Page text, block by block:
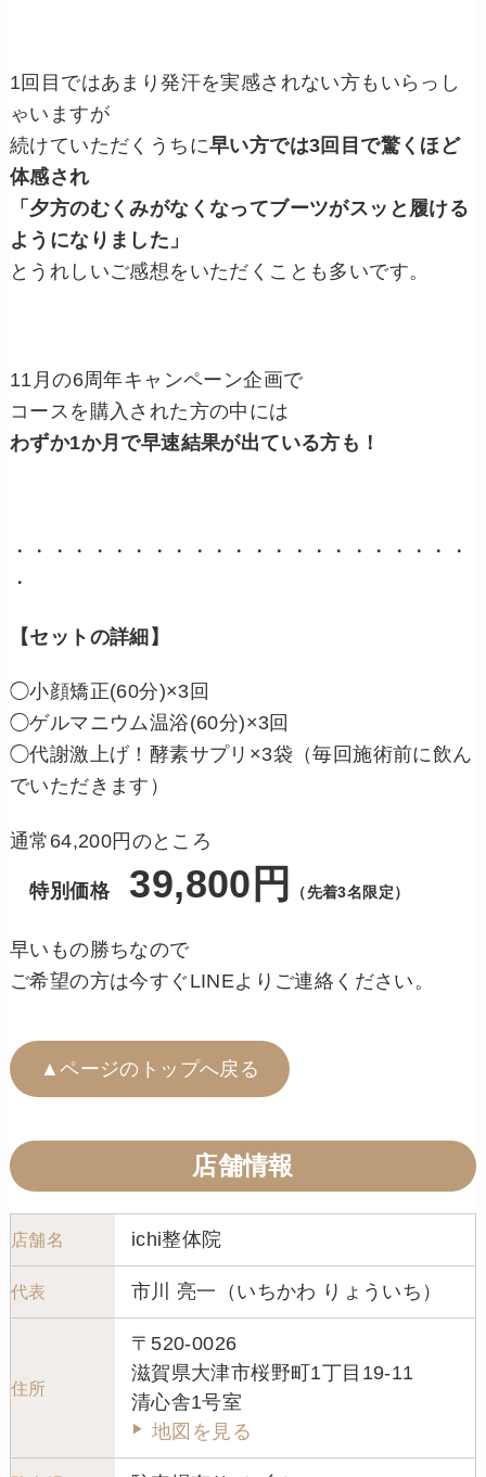
1回目ではあまり発汗を実感されない方もいらっし
ゃいますが
続けていただくうちに早い方では3回目で驚くほど
体感され
「夕方のむくみがなくなってブーツがスッと履ける
ようになりました」
とうれしいご感想をいただくことも多いです。
11月の6周年キャンペーン企画で
コースを購入された方の中には
わずか1か月で早速結果が出ている方も！
・・・・・・・・・・・・・・・・・・・・・・・
・
【セットの詳細】
◯小顔矯正(60分)×3回
◯ゲルマニウム温浴(60分)×3回
◯代謝激上げ！酵素サプリ×3袋（毎回施術前に飲ん
でいただきます）
通常64,200円のところ
特別価格 39,800円 （先着3名限定）
早いもの勝ちなので
ご希望の方は今すぐLINEよりご連絡ください。
▲ページのトップへ戻る
店舗情報
店舗名 ichi整体院
代表 市川 亮一（いちかわ りょういち）
住所
〒520-0026
滋賀県大津市桜野町1丁目19-11
清心舎1号室
地図を見る